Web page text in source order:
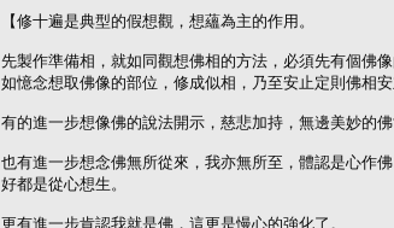
【修十遍是典型的假想觀，想蘊為主的作用。
先製作準備相，就如同觀想佛相的方法，必須先有個佛
如憶念想取佛像的部位，修成似相，乃至安止定則佛相安
有的進一步想像佛的說法開示，慈悲加持，無邊美妙的佛
也有進一步想念佛無所從來，我亦無所至，體認是心作
好都是從心想生。
更有進一步肯認我就是佛，這更是慢心的強化了。